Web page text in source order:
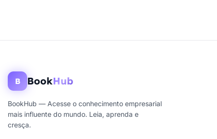
B BookHub
BookHub — Acesse o conhecimento empresarial
mais influente do mundo. Leia, aprenda e
cresça.